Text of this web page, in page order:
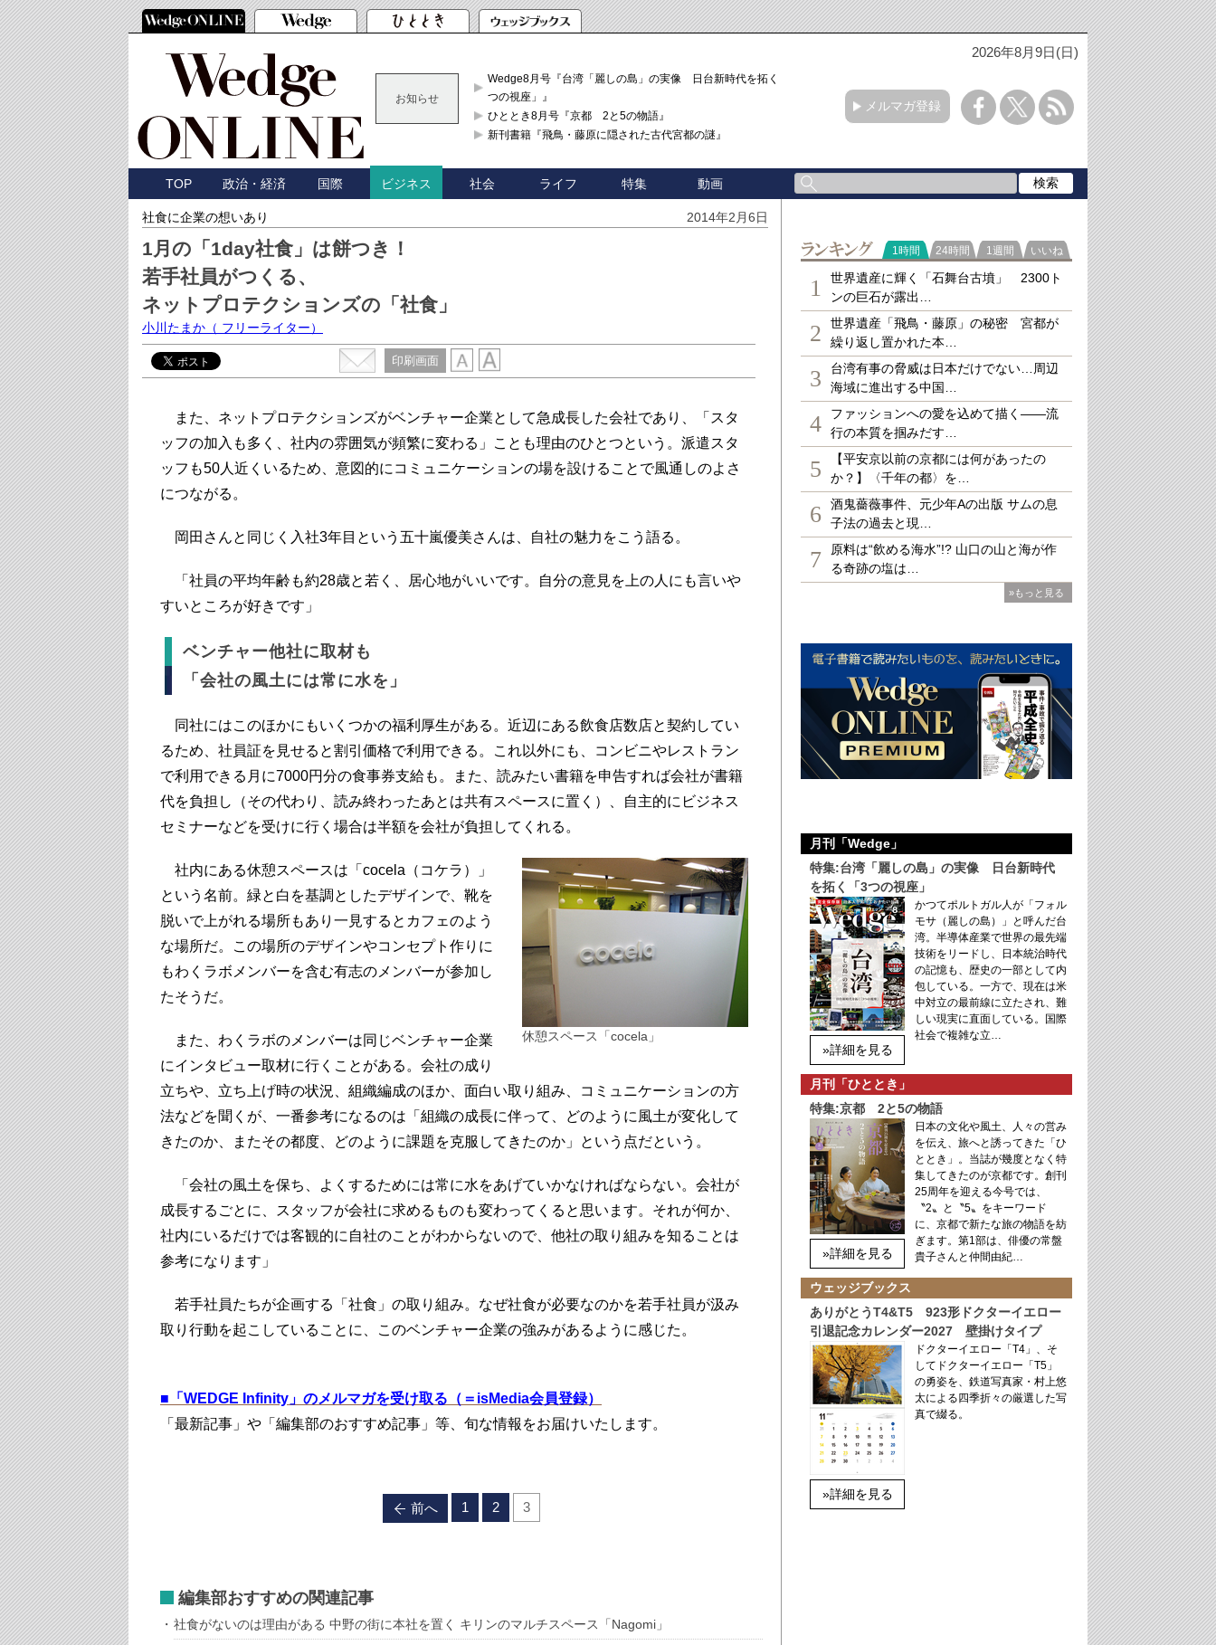
2026年8月9日(日)
お知らせ
Wedge8月号『台湾「麗しの島」の実像 日台新時代を拓く「3
つの視座」』
ひととき8月号『京都 2と5の物語』
新刊書籍『飛鳥・藤原に隠された古代宮都の謎』
メルマガ登録
TOP 政治・経済 国際 ビジネス 社会 ライフ 特集 動画
社食に企業の想いあり 2014年2月6日
1月の「1day社食」は餅つき！
若手社員がつくる、
ネットプロテクションズの「社食」
小川たまか （ フリーライター）
印刷画面
また、ネットプロテクションズがベンチャー企業として急成長した会社であり、「スタ
ッフの加入も多く、社内の雰囲気が頻繁に変わる」ことも理由のひとつという。派遣スタ
ッフも50人近くいるため、意図的にコミュニケーションの場を設けることで風通しのよさ
につながる。
岡田さんと同じく入社3年目という五十嵐優美さんは、自社の魅力をこう語る。
「社員の平均年齢も約28歳と若く、居心地がいいです。自分の意見を上の人にも言いや
すいところが好きです」
ベンチャー他社に取材も
「会社の風土には常に水を」
同社にはこのほかにもいくつかの福利厚生がある。近辺にある飲食店数店と契約してい
るため、社員証を見せると割引価格で利用できる。これ以外にも、コンビニやレストラン
で利用できる月に7000円分の食事券支給も。また、読みたい書籍を申告すれば会社が書籍
代を負担し（その代わり、読み終わったあとは共有スペースに置く）、自主的にビジネス
セミナーなどを受けに行く場合は半額を会社が負担してくれる。
休憩スペース「cocela」
社内にある休憩スペースは「cocela（コケラ）」
という名前。緑と白を基調としたデザインで、靴を
脱いで上がれる場所もあり一見するとカフェのよう
な場所だ。この場所のデザインやコンセプト作りに
もわくラボメンバーを含む有志のメンバーが参加し
たそうだ。
また、わくラボのメンバーは同じベンチャー企業
にインタビュー取材に行くことがある。会社の成り
立ちや、立ち上げ時の状況、組織編成のほか、面白い取り組み、コミュニケーションの方
法などを聞くが、一番参考になるのは「組織の成長に伴って、どのように風土が変化して
きたのか、またその都度、どのように課題を克服してきたのか」という点だという。
「会社の風土を保ち、よくするためには常に水をあげていかなければならない。会社が
成長するごとに、スタッフが会社に求めるものも変わってくると思います。それが何か、
社内にいるだけでは客観的に自社のことがわからないので、他社の取り組みを知ることは
参考になります」
若手社員たちが企画する「社食」の取り組み。なぜ社食が必要なのかを若手社員が汲み
取り行動を起こしていることに、このベンチャー企業の強みがあるように感じた。
■ 「WEDGE Infinity」のメルマガを受け取る（＝isMedia会員登録）
「最新記事」や「編集部のおすすめ記事」等、旬な情報をお届けいたします。
前へ 1 2 3
編集部おすすめの関連記事
社食がないのは理由がある 中野の街に本社を置く キリンのマルチスペース「Nagomi」
ランキング
1時間 24時間 1週間 いいね
1
世界遺産に輝く「石舞台古墳」 2300ト
ンの巨石が露出…
2
世界遺産「飛鳥・藤原」の秘密 宮都が
繰り返し置かれた本…
3
台湾有事の脅威は日本だけでない…周辺
海域に進出する中国…
4
ファッションへの愛を込めて描く――流
行の本質を掴みだす…
5
【平安京以前の京都には何があったの
か？】〈千年の都〉を…
6
酒鬼薔薇事件、元少年Aの出版 サムの息
子法の過去と現…
7
原料は“飲める海水”!? 山口の山と海が作
る奇跡の塩は…
»もっと見る
月刊「Wedge」
特集:台湾「麗しの島」の実像 日台新時代
を拓く「3つの視座」
»詳細を見る
かつてポルトガル人が「フォル
モサ（麗しの島）」と呼んだ台
湾。半導体産業で世界の最先端
技術をリードし、日本統治時代
の記憶も、歴史の一部として内
包している。一方で、現在は米
中対立の最前線に立たされ、難
しい現実に直面している。国際
社会で複雑な立…
月刊「ひととき」
特集:京都 2と5の物語
»詳細を見る
日本の文化や風土、人々の営み
を伝え、旅へと誘ってきた「ひ
ととき」。当誌が幾度となく特
集してきたのが京都です。創刊
25周年を迎える今号では、
〝2〟と〝5〟をキーワード
に、京都で新たな旅の物語を紡
ぎます。第1部は、俳優の常盤
貴子さんと仲間由紀…
ウェッジブックス
ありがとうT4&T5 923形ドクターイエロー
引退記念カレンダー2027 壁掛けタイプ
»詳細を見る
ドクターイエロー「T4」、そ
してドクターイエロー「T5」
の勇姿を、鉄道写真家・村上悠
太による四季折々の厳選した写
真で綴る。